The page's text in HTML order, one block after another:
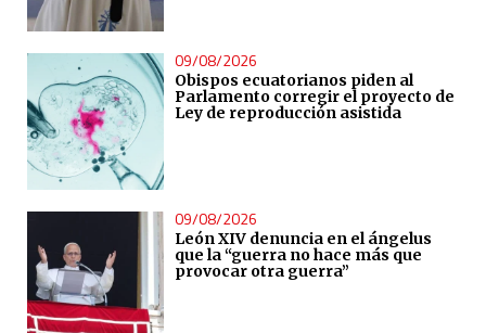
09/08/2026
Obispos ecuatorianos piden al
Parlamento corregir el proyecto de
Ley de reproducción asistida
09/08/2026
León XIV denuncia en el ángelus
que la “guerra no hace más que
provocar otra guerra”